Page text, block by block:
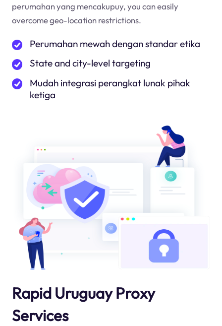
perumahan yang mencakupuy, you can easily
overcome geo-location restrictions.
Perumahan mewah dengan standar etika
State and city-level targeting
Mudah integrasi perangkat lunak pihak
ketiga
Rapid Uruguay Proxy
Services